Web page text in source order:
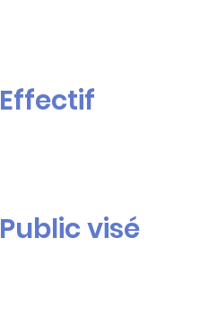
Effectif
Public visé